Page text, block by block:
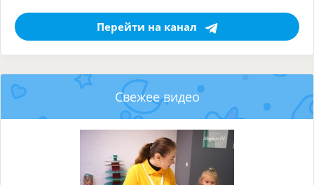
Перейти на канал
Свежее видео